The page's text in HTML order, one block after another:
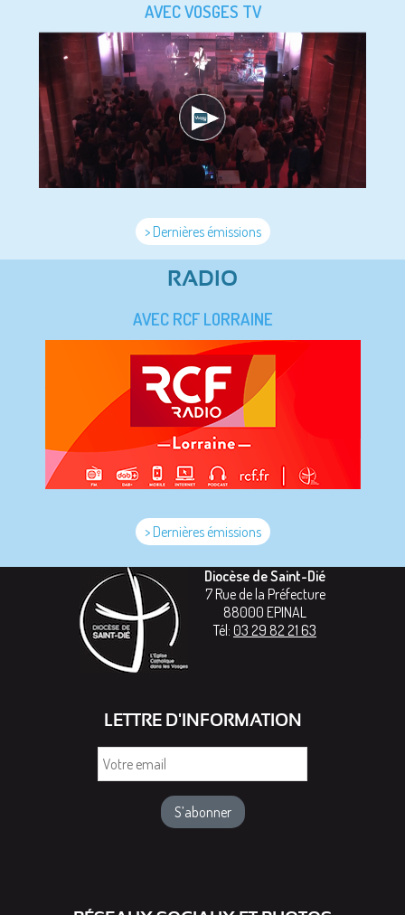
AVEC VOSGES TV
> Dernières émissions
RADIO
AVEC RCF LORRAINE
> Dernières émissions
Diocèse de Saint-Dié
7 Rue de la Préfecture
88000 EPINAL
Tél: 03 29 82 21 63
LETTRE D'INFORMATION